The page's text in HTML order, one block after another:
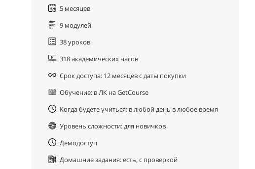
5 месяцев
9 модулей
38 уроков
318 академических часов
Срок доступа: 12 месяцев с даты покупки
Обучение: в ЛК на GetCourse
Когда будете учиться: в любой день в любое время
Уровень сложности: для новичков
Демодоступ
Домашние задания: есть, с проверкой